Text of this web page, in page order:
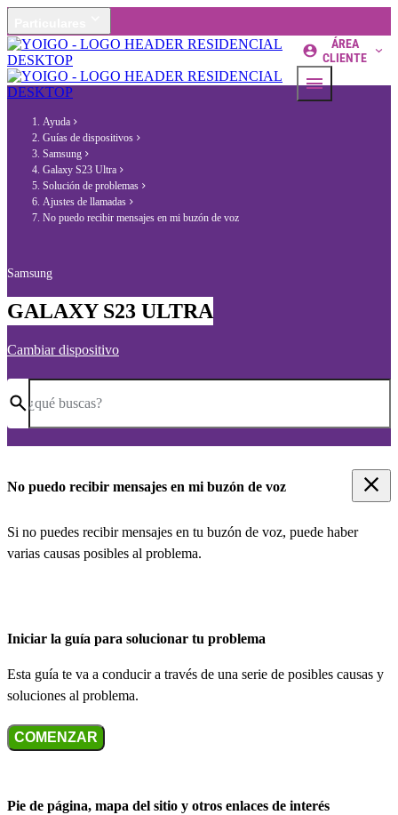
ÁREA
CLIENTE
Ayuda
Guías de dispositivos
Samsung
Galaxy S23 Ultra
Solución de problemas
Ajustes de llamadas
No puedo recibir mensajes en mi buzón de voz
Samsung
GALAXY S23 ULTRA
Cambiar dispositivo
¿qué buscas?
No puedo recibir mensajes en mi buzón de voz
Si no puedes recibir mensajes en tu buzón de voz, puede haber
varias causas posibles al problema.
Iniciar la guía para solucionar tu problema
Esta guía te va a conducir a través de una serie de posibles causas y
soluciones al problema.
COMENZAR
Pie de página, mapa del sitio y otros enlaces de interés